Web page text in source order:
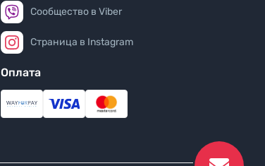
Сообщество в Viber
Страница в Instagram
Оплата